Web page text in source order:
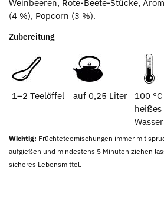
Weinbeeren, Rote-Beete-Stücke,
(4 %), Popcorn (3 %).
Zubereitung
1–2 Teelöffel auf 0,25 Liter
100 °C
heißes
Wasser
Wichtig: Früchteteemischungen immer mit
aufgießen und mindestens 5 Minuten ziehen
sicheres Lebensmittel.